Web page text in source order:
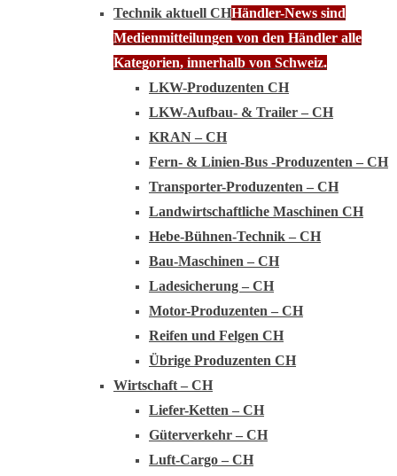
Technik aktuell CHHändler-News sind
Medienmitteilungen von den Händler alle
Kategorien, innerhalb von Schweiz.
LKW-Produzenten CH
LKW-Aufbau- & Trailer – CH
KRAN – CH
Fern- & Linien-Bus -Produzenten – CH
Transporter-Produzenten – CH
Landwirtschaftliche Maschinen CH
Hebe-Bühnen-Technik – CH
Bau-Maschinen – CH
Ladesicherung – CH
Motor-Produzenten – CH
Reifen und Felgen CH
Übrige Produzenten CH
Wirtschaft – CH
Liefer-Ketten – CH
Güterverkehr – CH
Luft-Cargo – CH